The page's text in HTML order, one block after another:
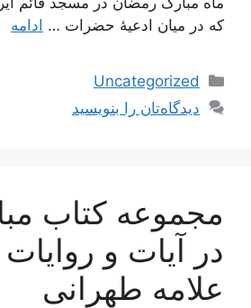
که در میان ادعیۀ حضرات … ادامه
دسته‌ها
Uncategorized
دیدگاه‌تان را بنویسید
مجموعه کتاب
در آیات و
علامه طهرانی